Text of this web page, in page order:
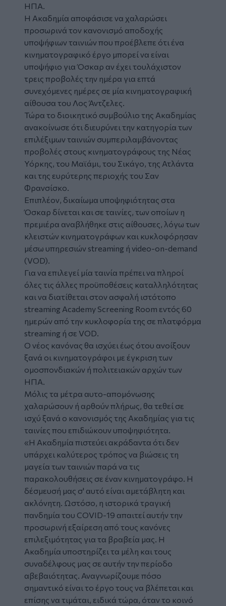
ΗΠΑ.
Η Ακαδημία αποφάσισε να χαλαρώσει
προσωρινά τον κανονισμό αποδοχής
υποψήφιων ταινιών που προέβλεπε ότι ένα
κινηματογραφικό έργο μπορεί να είναι
υποψήφιο για Όσκαρ αν έχει τουλάχιστον
τρεις προβολές την ημέρα για επτά
συνεχόμενες ημέρες σε μία κινηματογραφική
αίθουσα του Λος Άντζελες.
Τώρα το διοικητικό συμβούλιο της Ακαδημίας
ανακοίνωσε ότι διευρύνει την κατηγορία των
επιλέξιμων ταινιών συμπεριλαμβάνοντας
προβολές στους κινηματογράφους της Νέας
Υόρκης, του Μαϊάμι, του Σικάγο, της Ατλάντα
και της ευρύτερης περιοχής του Σαν
Φρανσίσκο.
Επιπλέον, δικαίωμα υποψηφιότητας στα
Όσκαρ δίνεται και σε ταινίες, των οποίων η
πρεμιέρα αναβλήθηκε στις αίθουσες, λόγω των
κλειστών κινηματογράφων και κυκλοφόρησαν
μέσω υπηρεσιών streaming ή video-on-demand
(VOD).
Για να επιλεγεί μία ταινία πρέπει να πληροί
όλες τις άλλες προϋποθέσεις καταλληλότητας
και να διατίθεται στον ασφαλή ιστότοπο
streaming Academy Screening Room εντός 60
ημερών από την κυκλοφορία της σε πλατφόρμα
streaming ή σε VOD.
Ο νέος κανόνας θα ισχύει έως ότου ανοίξουν
ξανά οι κινηματογράφοι με έγκριση των
ομοσπονδιακών ή πολιτειακών αρχών των
ΗΠΑ.
Μόλις τα μέτρα αυτο-απομόνωσης
χαλαρώσουν ή αρθούν πλήρως, θα τεθεί σε
ισχύ ξανά ο κανονισμός της Ακαδημίας για τις
ταινίες που επιδιώκουν υποψηφιότητα.
«Η Ακαδημία πιστεύει ακράδαντα ότι δεν
υπάρχει καλύτερος τρόπος να βιώσεις τη
μαγεία των ταινιών παρά να τις
παρακολουθήσεις σε έναν κινηματογράφο. Η
δέσμευσή μας σ' αυτό είναι αμετάβλητη και
ακλόνητη. Ωστόσο, η ιστορικά τραγική
πανδημία του COVID-19 απαιτεί αυτήν την
προσωρινή εξαίρεση από τους κανόνες
επιλεξιμότητας για τα βραβεία μας. Η
Ακαδημία υποστηρίζει τα μέλη και τους
συναδέλφους μας σε αυτήν την περίοδο
αβεβαιότητας. Αναγνωρίζουμε πόσο
σημαντικό είναι το έργο τους να βλέπεται και
επίσης να τιμάται, ειδικά τώρα, όταν το κοινό